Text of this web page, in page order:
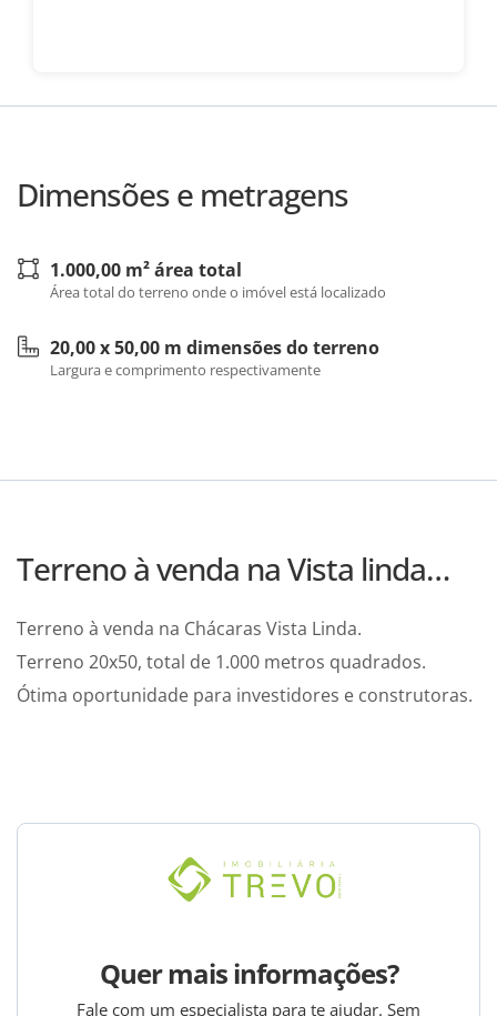
Dimensões e metragens
1.000,00 m² área total
Área total do terreno onde o imóvel está localizado
20,00 x 50,00 m dimensões do terreno
Largura e comprimento respectivamente
Terreno à venda na Vista linda…
Terreno à venda na Chácaras Vista Linda.
Terreno 20x50, total de 1.000 metros quadrados.
Ótima oportunidade para investidores e construtoras.
Quer mais informações?
Fale com um especialista para te ajudar. Sem